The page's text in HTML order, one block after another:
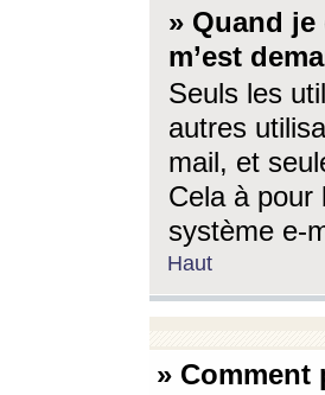
» Quand
m’est
Seuls les
autres
mail, et
Cela à pour
système e-
Haut
»